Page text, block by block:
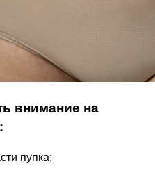
внимание на
пупка;